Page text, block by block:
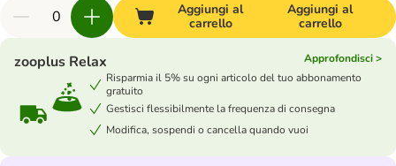
Aggiungi al
carrello
Aggiungi al
carrello
zooplus Relax
Approfondisci >
Risparmia il 5% su ogni articolo del tuo abbonamento
gratuito
Gestisci flessibilmente la frequenza di consegna
Modifica, sospendi o cancella quando vuoi